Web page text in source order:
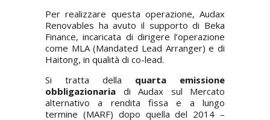
Per realizzare questa operazione, Audax
Renovables ha avuto il supporto di Beka
Finance, incaricata di dirigere l’operazione
come MLA (Mandated Lead Arranger) e di
Haitong, in qualità di co-lead.
Si tratta della quarta emissione
obbligazionaria di Audax sul Mercato
alternativo a rendita fissa e a lungo
termine (MARF) dopo quella del 2014 –